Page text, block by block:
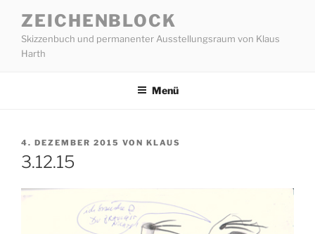
Inhalt
springen
ZEICHENBLOCK
Skizzenbuch und permanenter Ausstellungsraum von Klaus
Harth
Menü
VERÖFFENTLICHT
AM
4. DEZEMBER 2015 VON KLAUS
3.12.15